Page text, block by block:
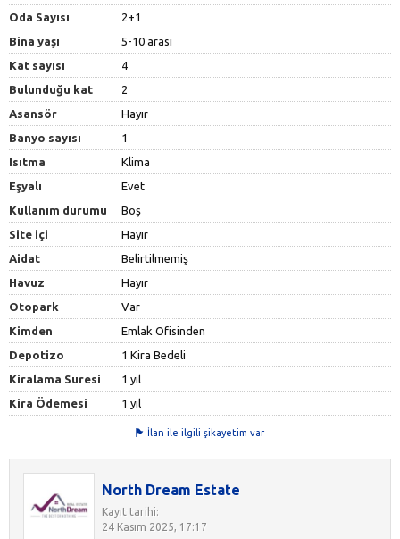
Oda Sayısı
2+1
Bina yaşı
5-10 arası
Kat sayısı
4
Bulunduğu kat
2
Asansör
Hayır
Banyo sayısı
1
Isıtma
Klima
Eşyalı
Evet
Kullanım durumu
Boş
Site içi
Hayır
Aidat
Belirtilmemiş
Havuz
Hayır
Otopark
Var
Kimden
Emlak Ofisinden
Depotizo
1 Kira Bedeli
Kiralama Suresi
1 yıl
Kira Ödemesi
1 yıl
İlan ile ilgili şikayetim var
North Dream Estate
Kayıt tarihi:
24 Kasım 2025, 17:17